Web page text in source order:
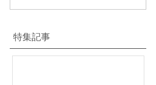
特集記事